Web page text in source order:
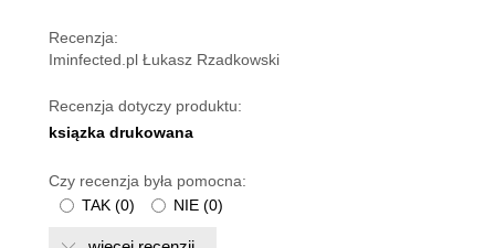
Recenzja:
Iminfected.pl Łukasz Rzadkowski
Recenzja dotyczy produktu:
ksiązka drukowana
Czy recenzja była pomocna:
TAK (0) NIE (0)